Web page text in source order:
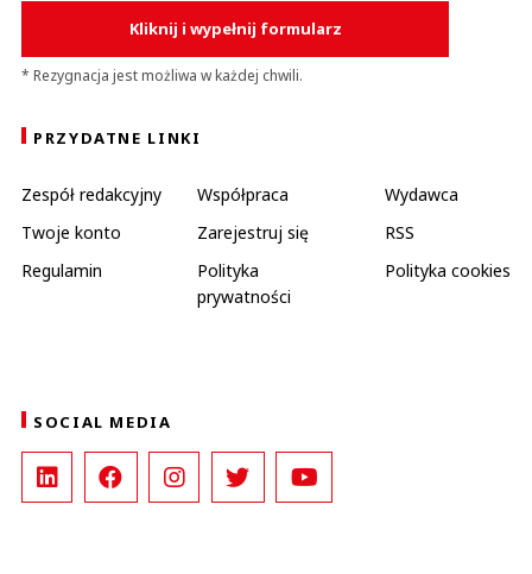
Kliknij i wypełnij formularz
* Rezygnacja jest możliwa w każdej chwili.
PRZYDATNE LINKI
Zespół redakcyjny Współpraca
Wydawca
Twoje konto
Zarejestruj się
RSS
Regulamin
Polityka
prywatności
Polityka cookies
SOCIAL MEDIA